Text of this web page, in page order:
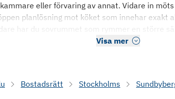
eller förvaring av annat. Vidare in
planlösning mot köket som innehar exakt
har du sovrummet som rymmer en större
Visa mer
Bostadsrätt Stockholms